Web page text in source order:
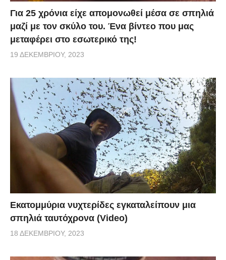
Για 25 χρόνια είχε απομονωθεί μέσα σε σπηλιά
μαζί με τον σκύλο του. Ένα βίντεο που μας
μεταφέρει στο εσωτερικό της!
19 ΔΕΚΕΜΒΡΊΟΥ, 2023
Εκατομμύρια νυχτερίδες εγκαταλείπουν μια
σπηλιά ταυτόχρονα (Video)
18 ΔΕΚΕΜΒΡΊΟΥ, 2023